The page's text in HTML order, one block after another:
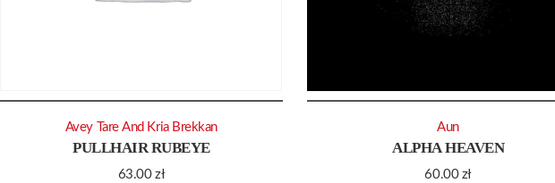
PULLHAIR RUBEYE
63.00zł
Avey Tare And Kria Brekkan
ALPHA HEAVEN
60.00 zł
Aun